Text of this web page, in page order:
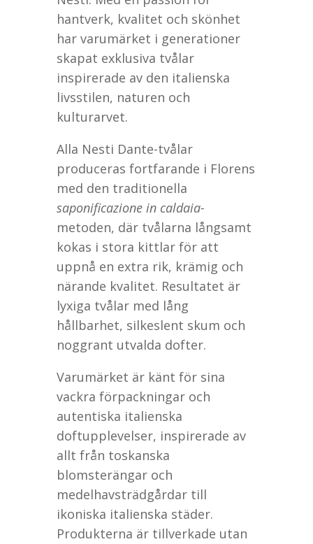
hantverk, kvalitet och skönhet
har varumärket i generationer
skapat exklusiva tvålar
inspirerade av den italienska
livsstilen, naturen och
kulturarvet.
Alla Nesti Dante-tvålar
produceras fortfarande i Florens
med den traditionella
saponificazione in caldaia-
metoden, där tvålarna långsamt
kokas i stora kittlar för att
uppnå en extra rik, krämig och
närande kvalitet. Resultatet är
lyxiga tvålar med lång
hållbarhet, silkeslent skum och
noggrant utvalda dofter.
Varumärket är känt för sina
vackra förpackningar och
autentiska italienska
doftupplevelser, inspirerade av
allt från toskanska
blomsterängar och
medelhavsträdgårdar till
ikoniska italienska städer.
Produkterna är tillverkade utan